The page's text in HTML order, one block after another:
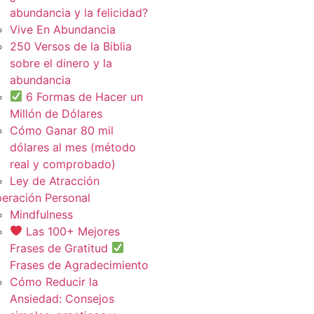
abundancia y la felicidad?
Vive En Abundancia
250 Versos de la Biblia
sobre el dinero y la
abundancia
6 Formas de Hacer un
Millón de Dólares
Cómo Ganar 80 mil
dólares al mes (método
real y comprobado)
Ley de Atracción
Personal
Mindfulness
Las 100+ Mejores
Frases de Gratitud
Frases de Agradecimiento
Cómo Reducir la
Ansiedad: Consejos